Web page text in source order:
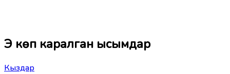
Эң көп каралган ысымдар
Кыздар